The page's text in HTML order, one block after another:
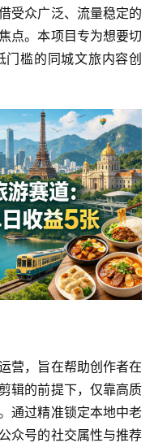
受众广泛、流量稳定的
点。本项目专为想要切
槛的同城文旅内容创
营，旨在帮助创作者在
辑的前提下，仅靠高质
通过精准锁定本地中老
众号的社交属性与推荐